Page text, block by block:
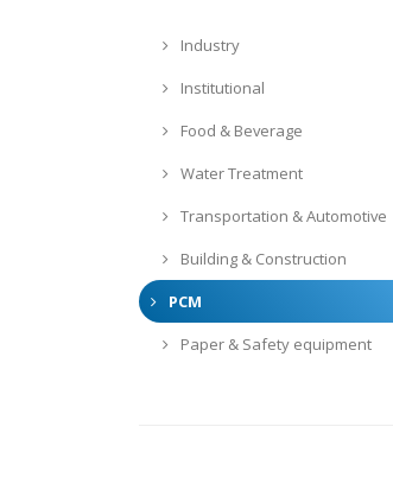
Industry
Institutional
Food & Beverage
Water Treatment
Transportation & Automotive
Building & Construction
PCM
Paper & Safety equipment